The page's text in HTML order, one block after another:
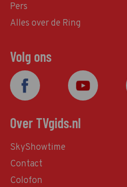
Pers
Alles over de Ring
Volg ons
Over TVgids.nl
SkyShowtime
Contact
Colofon